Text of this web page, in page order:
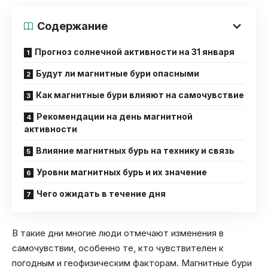
Содержание
Прогноз солнечной активности на 31 января
Будут ли магнитные бури опасными
Как магнитные бури влияют на самочувствие
Рекомендации на день магнитной
активности
Влияние магнитных бурь на технику и связь
Уровни магнитных бурь и их значение
Чего ожидать в течение дня
В такие дни многие люди отмечают изменения в
самочувствии, особенно те, кто чувствителен к
погодным и геофизическим факторам. Магнитные бури